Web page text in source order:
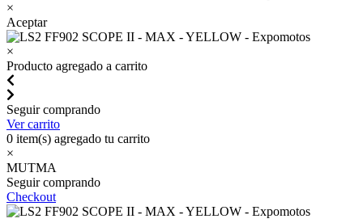
×
Aceptar
×
Producto agregado a carrito
Seguir comprando
Ver carrito
0 item(s) agregado tu carrito
×
MUTMA
Seguir comprando
Checkout